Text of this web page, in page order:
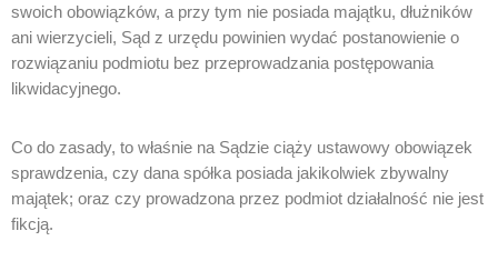
swoich obowiązków, a przy tym nie posiada majątku, dłużników
ani wierzycieli, Sąd z urzędu powinien wydać postanowienie o
rozwiązaniu podmiotu bez przeprowadzania postępowania
likwidacyjnego.
Co do zasady, to właśnie na Sądzie ciąży ustawowy obowiązek
sprawdzenia, czy dana spółka posiada jakikolwiek zbywalny
majątek; oraz czy prowadzona przez podmiot działalność nie jest
fikcją.